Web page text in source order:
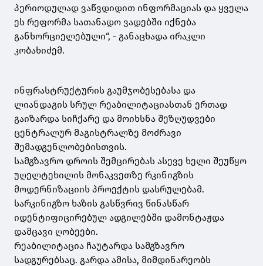
პერიოდულად ვაწვდიდით ინფორმაციას და ყველა
ეს რეფორმა სათანადო ვადებში იქნება
განხორციელებული“, - განაცხადა ირაკლი
კობახიძემ.
ინფრასტრუქტურის გაუმჯობესებასა და
ლიანდაგის სრულ რეაბილიტაციასთან ერთად
გაიზარდა სიჩქარე და მოიხსნა შეზღუდვები
ცენტრალურ მაგისტრალზე მოძრავი
შემადგენლობებისთვის.
სამგზავრო დროის შემცირებას ასევე ხელი შეუწყო
უღელტეხილის მონაკვეთზე რკინიგზის
მოდერნიზაციის პროექტის დასრულებამ.
სარკინიგზო ხაზის გასწვრივ წინასწარ
იდენტიფიცირებულ ადგილებში დამონტაჟდა
დამცავი ღობეები.
რეაბილიტაცია ჩაუტარდა სამგზავრო
სადგურებსაც. გარდა ამისა, მიმდინარეობს